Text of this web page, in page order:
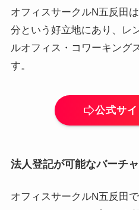
オフィスサークルN五反田
分という好立地にあり、レ
ルオフィス・コワーキング
す。
公式サ
法人登記が可能なバーチ
オフィスサークルN五反田